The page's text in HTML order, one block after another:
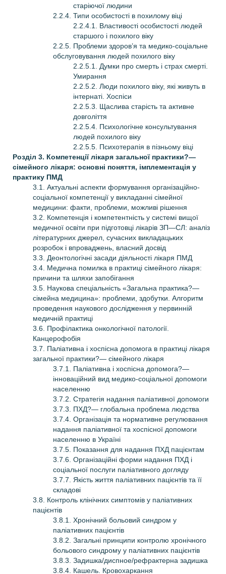
старіючої людини
2.2.4. Типи особистості в похилому віці
2.2.4.1. Властивості особистості людей
старшого і похилого віку
2.2.5. Проблеми здоров’я та медико-соціальне
обслуговування людей похилого віку
2.2.5.1. Думки про смерть і страх смерті.
Умирання
2.2.5.2. Люди похилого віку, які живуть в
інтернаті. Хоспіси
2.2.5.3. Щаслива старість та активне
довголіття
2.2.5.4. Психологічне консультування
людей похилого віку
2.2.5.5. Психотерапія в пізньому віці
Розділ 3. Компетенції лікаря загальної практики?—
сімейного лікаря: основні поняття, імплементація у
практику ПМД
3.1. Актуальні аспекти формування організаційно-
соціальної компетенції у викладанні сімейної
медицини: факти, проблеми, можливі рішення
3.2. Компетенція і компетентність у системі вищої
медичної освіти при підготовці лікарів ЗП—СЛ: аналіз
літературних джерел, сучасних викладацьких
розробок і впроваджень, власний досвід
3.3. Деонтологічні засади діяльності лікаря ПМД
3.4. Медична помилка в практиці сімейного лікаря:
причини та шляхи запобігання
3.5. Наукова спеціальність «Загальна практика?—
сімейна медицина»: проблеми, здобутки. Алгоритм
проведення наукового дослідження у первинній
медичній практиці
3.6. Профілактика онкологічної патології.
Канцерофобія
3.7. Паліативна і хоспісна допомога в практиці лікаря
загальної практики?— сімейного лікаря
3.7.1. Паліативна і хоспісна допомога?—
інноваційний вид медико-соціальної допомоги
населенню
3.7.2. Стратегія надання паліативної допомоги
3.7.3. ПХД?— глобальна проблема людства
3.7.4. Організація та нормативне регулювання
надання паліативної та хоспісної допомоги
населенню в Україні
3.7.5. Показання для надання ПХД пацієнтам
3.7.6. Організаційні форми надання ПХД і
соціальної послуги паліативного догляду
3.7.7. Якість життя паліативних пацієнтів та її
складові
3.8. Контроль клінічних симптомів у паліативних
пацієнтів
3.8.1. Хронічний больовий синдром у
паліативних пацієнтів
3.8.2. Загальні принципи контролю хронічного
больового синдрому у паліативних пацієнтів
3.8.3. Задишка/диспное/рефрактерна задишка
3.8.4. Кашель. Кровохаркання